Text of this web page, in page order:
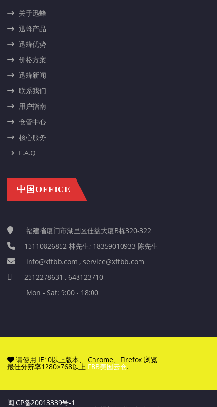
关于迅蜂
迅蜂产品
迅蜂优势
价格方案
迅蜂新闻
联系我们
用户指南
仓管中心
核心服务
F.A.Q
中国OFFICE
福建省厦门市湖里区佳益大厦B栋320-322
13110826852 林先生; 18359010933 陈先生
info@xffbb.com , service@xffbb.com
2312278631 , 648123710
Mon - Sat: 9:00 - 18:00
请使用 IE10以上版本、 Chrome、Firefox 浏览
最佳分辨率1280×768以上 FBB美国云仓.
闽ICP备20013339号-1